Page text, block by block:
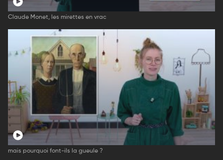
Claude Monet, les mirettes en vrac
mais pourquoi font-ils la gueule ?